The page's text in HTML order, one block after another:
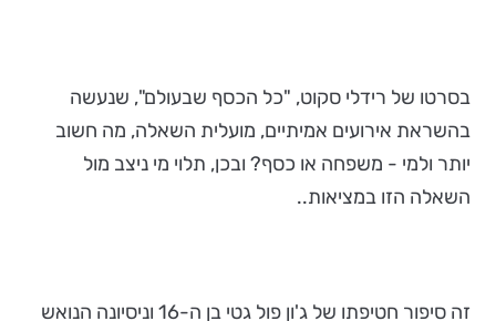
בסרטו של רידלי סקוט, "כל הכסף שבעולם", שנעשה
בהשראת אירועים אמיתיים, מועלית השאלה, מה חשוב
יותר ולמי - משפחה או כסף? ובכן, תלוי מי ניצב מול
השאלה הזו במציאות..
זה סיפור חטיפתו של ג'ון פול גטי בן ה-16 וניסיונה הנואש